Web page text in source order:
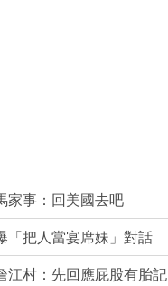
事：回美國去吧
把人當宴席妹」對話
村：先回應屁股有胎記